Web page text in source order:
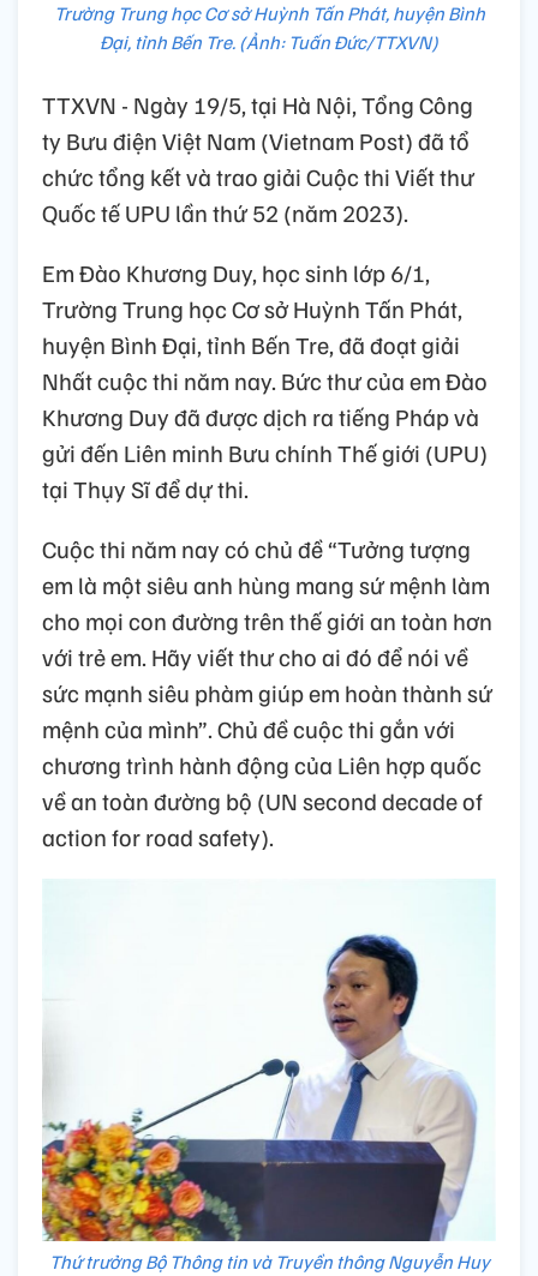
Trường Trung học Cơ sở Huỳnh Tấn Phát, huyện Bình
Đại, tỉnh Bến Tre. (Ảnh: Tuấn Đức/TTXVN)
TTXVN - Ngày 19/5, tại Hà Nội, Tổng Công
ty Bưu điện Việt Nam (Vietnam Post) đã tổ
chức tổng kết và trao giải Cuộc thi Viết thư
Quốc tế UPU lần thứ 52 (năm 2023).
Em Đào Khương Duy, học sinh lớp 6/1,
Trường Trung học Cơ sở Huỳnh Tấn Phát,
huyện Bình Đại, tỉnh Bến Tre, đã đoạt giải
Nhất cuộc thi năm nay. Bức thư của em Đào
Khương Duy đã được dịch ra tiếng Pháp và
gửi đến Liên minh Bưu chính Thế giới (UPU)
tại Thụy Sĩ để dự thi.
Cuộc thi năm nay có chủ đề “Tưởng tượng
em là một siêu anh hùng mang sứ mệnh làm
cho mọi con đường trên thế giới an toàn hơn
với trẻ em. Hãy viết thư cho ai đó để nói về
sức mạnh siêu phàm giúp em hoàn thành sứ
mệnh của mình”. Chủ đề cuộc thi gắn với
chương trình hành động của Liên hợp quốc
về an toàn đường bộ (UN second decade of
action for road safety).
Thứ trưởng Bộ Thông tin và Truyền thông Nguyễn Huy